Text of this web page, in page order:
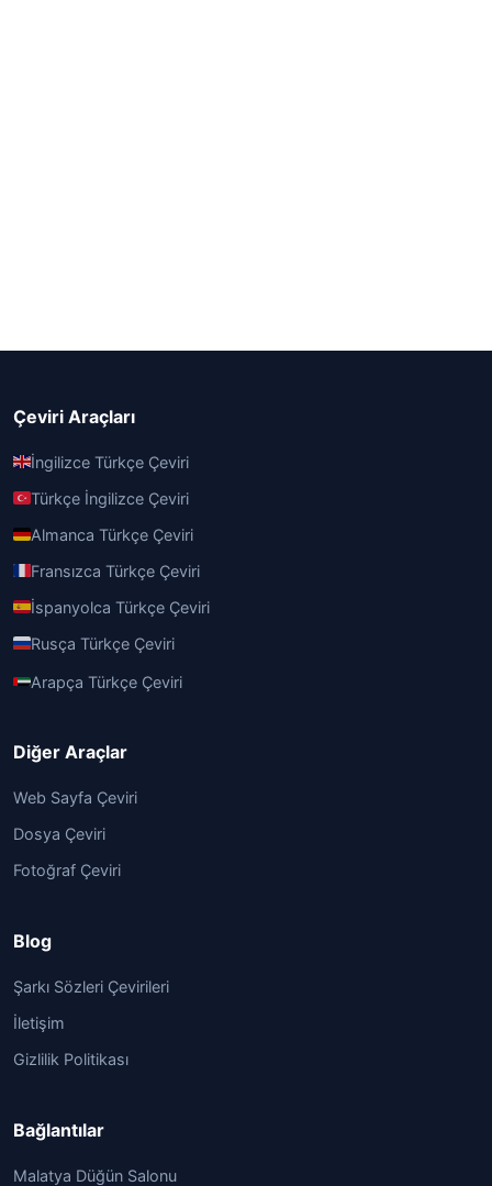
Çeviri Araçları
İngilizce Türkçe Çeviri
Türkçe İngilizce Çeviri
Almanca Türkçe Çeviri
Fransızca Türkçe Çeviri
İspanyolca Türkçe Çeviri
Rusça Türkçe Çeviri
Arapça Türkçe Çeviri
Diğer Araçlar
Web Sayfa Çeviri
Dosya Çeviri
Fotoğraf Çeviri
Blog
Şarkı Sözleri Çevirileri
İletişim
Gizlilik Politikası
Bağlantılar
Malatya Düğün Salonu